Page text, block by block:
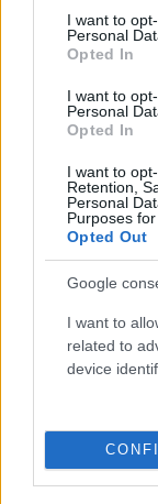
consent section.
I want to
Personal
Opted In
I want to
Personal
Opted In
I want to
Retention,
Personal
Purposes
Opted Out
Google
I want to
related to
device